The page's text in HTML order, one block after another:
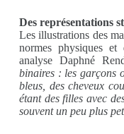
Des représentations
Les illustrations des
normes physiques et
analyse Daphné
binaires : les garçons
bleus, des cheveux
étant des filles avec
souvent un peu plus